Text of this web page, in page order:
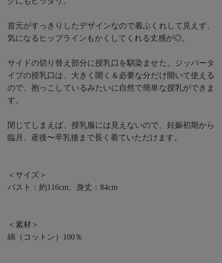
首元がすっきりしたデザインなので着ぶくれして見えず、
気になるヒップラインもかくしてくれる丈感が◎。
サイドの切り替え部分に授乳口を馴染ませた、ジッパータ
イプの授乳口は、大きく開く＆必要な分だけ開いて使える
ので、抱っこしているみたいに自然で簡単な授乳ができま
す。
閉じてしまえば、授乳服には見えないので、妊娠初期から
臨月、産後〜卒乳後まで長く着ていただけます。
＜サイズ＞
バスト：約116cm、身丈：84cm
＜素材＞
綿（コットン）100％